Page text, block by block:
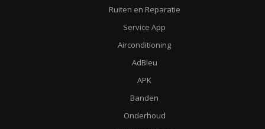
Ruiten en Reparatie
Service App
Airconditioning
AdBleu
APK
Banden
Onderhoud